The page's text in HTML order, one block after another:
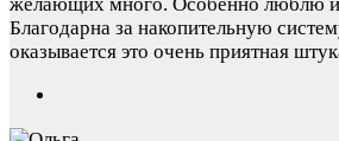
Благодарна за накопительную
оказывается это очень приятная